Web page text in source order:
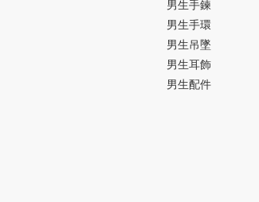
男生手鍊
男生手環
男生吊墜
男生耳飾
男生配件